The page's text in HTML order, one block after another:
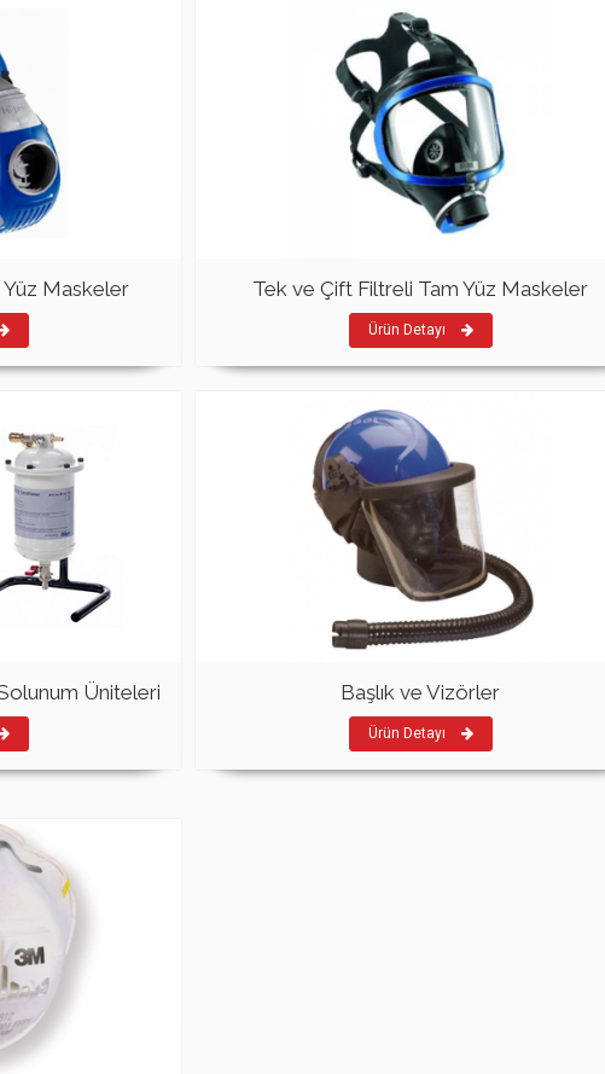
Yüz Maskeler Tek ve Çift Filtreli Tam Yüz Maskeler
Ürün Detayı
Üniteleri Başlık ve Vizörler
Ürün Detayı